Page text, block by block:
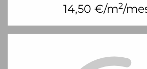
14,50 €/m2/